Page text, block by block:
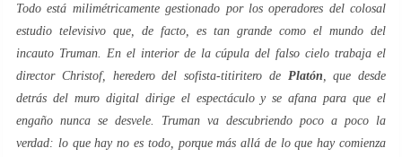
Todo está milimétricamente gestionado por los operadores del colosal
estudio televisivo que, de facto , es tan grande como el mundo del
incauto Truman. En el interior de la cúpula del falso cielo trabaja el
director Christof, heredero del sofista-titiritero de Platón , que desde
detrás del muro digital dirige el espectáculo y se afana para que el
engaño nunca se desvele. Truman va descubriendo poco a poco la
verdad: lo que hay no es todo, porque más allá de lo que hay comienza